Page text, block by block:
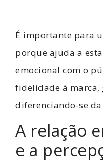
É importante para
porque ajuda a
emocional com o
fidelidade à marca,
diferenciando-se
A relação
e a